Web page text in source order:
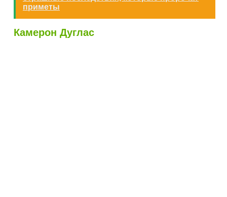
приметы
Камерон Дуглас